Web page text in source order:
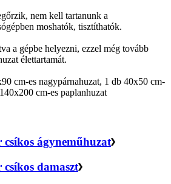
nem kell tartanunk a
moshatók, tisztíthatók.
a gépbe helyezni, ezzel még tovább
élettartamát.
cm-es nagypárnahuzat, 1 db 40x50 cm-
cm-es paplanhuzat
csíkos ágyneműhuzat
csíkos damaszt